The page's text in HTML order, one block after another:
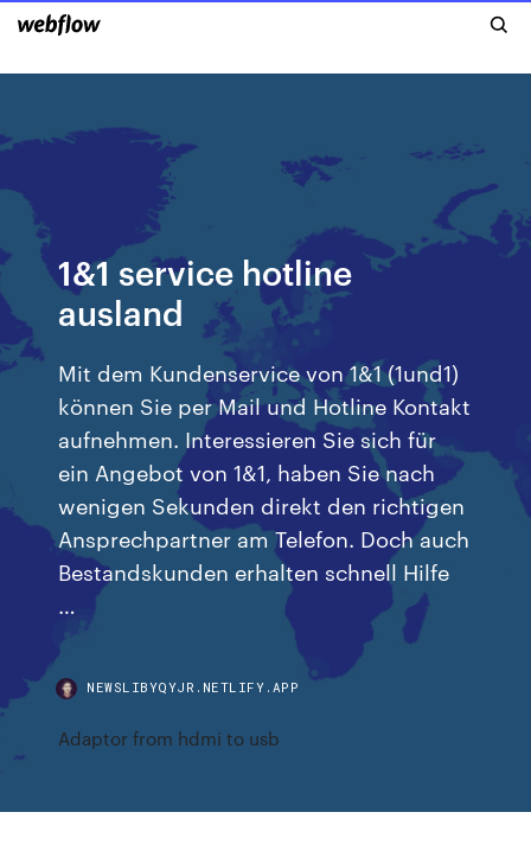
1&1 service hotline
ausland
Mit dem Kundenservice von 1&1 (1und1)
können Sie per Mail und Hotline Kontakt
aufnehmen. Interessieren Sie sich für
ein Angebot von 1&1, haben Sie nach
wenigen Sekunden direkt den richtigen
Ansprechpartner am Telefon. Doch auch
Bestandskunden erhalten schnell Hilfe
…
NEWSLIBYQYJR.NETLIFY.APP
Adaptor from hdmi to usb